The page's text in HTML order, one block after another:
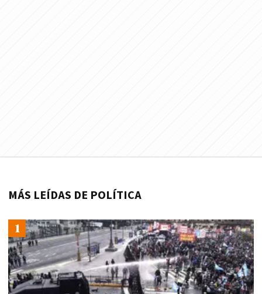
MÁS LEÍDAS DE POLÍTICA